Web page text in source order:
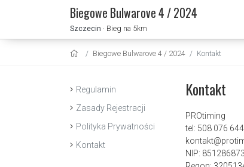
Biegowe Bulwarove 4 / 2024
Szczecin · Bieg na 5km
Biegowe Bulwarove 4 / 2024 Kontakt
Regulamin
Zasady Rejestracji
Polityka Prywatności
Kontakt
Kontakt
PROtiming
tel: 508 076 644
NIP: